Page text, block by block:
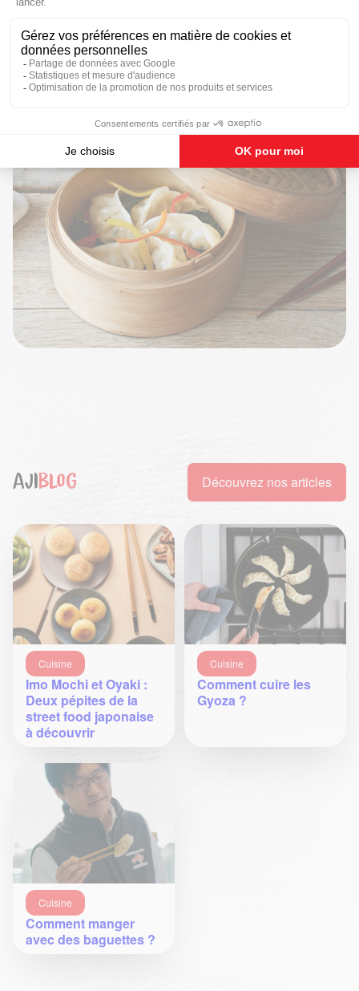
chauds.
Ajiblog Découvrez nos articles
Cuisine
Imo Mochi et Oyaki :
Deux pépites de la
street food japonaise
à découvrir
Cuisine
Comment cuire les
Gyoza ?
Cuisine
Comment manger
avec des baguettes ?